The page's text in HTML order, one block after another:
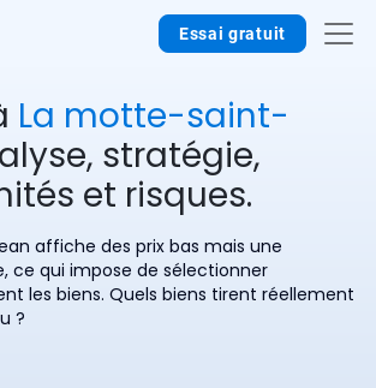
Essai gratuit
La motte-saint-
stratégie,
et risques.
affiche des prix bas mais une
ce qui impose de sélectionner
les biens. Quels biens tirent réellement
?